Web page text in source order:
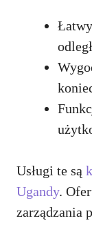
Usługi te są
Ugandy.
zarządzania